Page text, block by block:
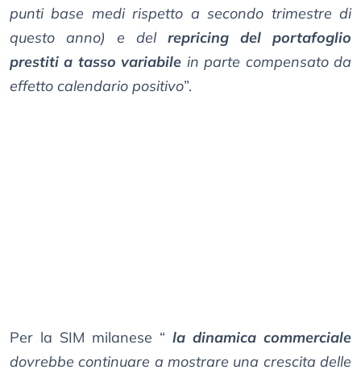
punti base medi rispetto a secondo trimestre di
questo anno) e del repricing del portafoglio
prestiti a tasso variabile in parte compensato da
effetto calendario positivo”.
Per la SIM milanese “ la dinamica commerciale
dovrebbe continuare a mostrare una crescita delle